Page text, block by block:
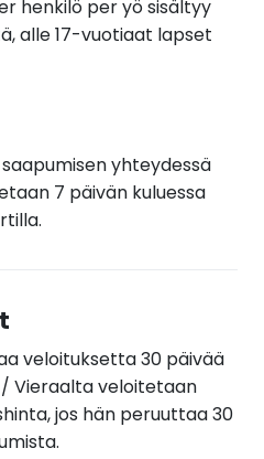
henkilö per yö sisältyy
alle 17-vuotiaat lapset
yhteydessä
7 päivän kuluessa
veloituksetta 30 päivää
Vieraalta veloitetaan
jos hän peruuttaa 30